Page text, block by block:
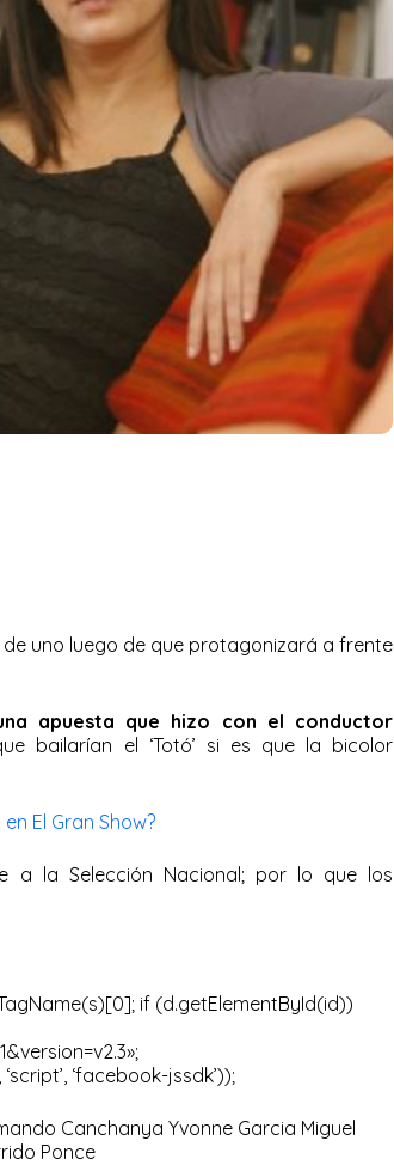
uno luego de que protagonizará a frente
apuesta que hizo con el conductor
bailarían el ‘Totó’ si es que la bicolor
El Gran Show?
a la Selección Nacional; por lo que los
if (d.getElementById(id))
‘facebook-jssdk’));
Canchanya Yvonne Garcia Miguel
Ponce